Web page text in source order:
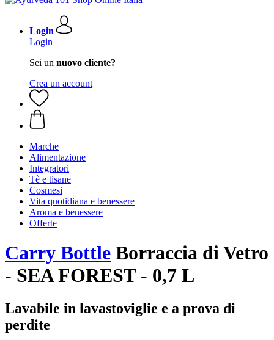
Login
Login
Sei un nuovo cliente?
Crea un account
Marche
Alimentazione
Integratori
Tè e tisane
Cosmesi
Vita quotidiana e benessere
Aroma e benessere
Offerte
Carry Bottle Borraccia di Vetro
- SEA FOREST - 0,7 L
Lavabile in lavastoviglie e a prova di
perdite